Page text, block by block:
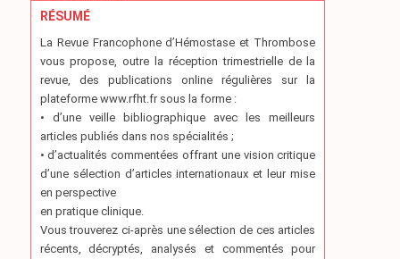
RÉSUMÉ
La Revue Francophone d’Hémostase et Thrombose
vous propose, outre la réception trimestrielle de la
revue, des publications online régulières sur la
plateforme www.rfht.fr sous la forme :
• d’une veille bibliographique avec les meilleurs
articles publiés dans nos spécialités ;
• d’actualités commentées offrant une vision critique
d’une sélection d’articles internationaux et leur mise
en perspective
en pratique clinique.
Vous trouverez ci-après une sélection de ces articles
récents, décryptés, analysés et commentés pour